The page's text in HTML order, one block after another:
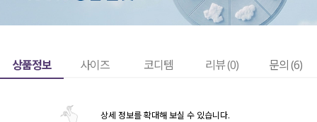
상품정보 사이즈 코디템 리뷰 (0) 문의 (6)
상세 정보를 확대해 보실 수 있습니다.